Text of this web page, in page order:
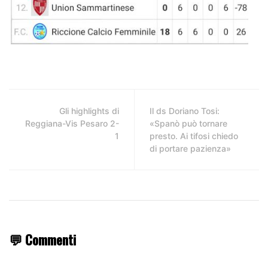
Gli highlights di
Reggiana-Vis Pesaro 2-
1
Il ds Doriano Tosi:
«Spanò può tornare
presto. Ai tifosi chiedo
di portare pazienza»
💬 Commenti